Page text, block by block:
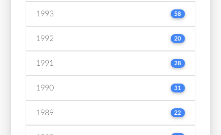
1993 58
1992 20
1991 28
1990 31
1989 22